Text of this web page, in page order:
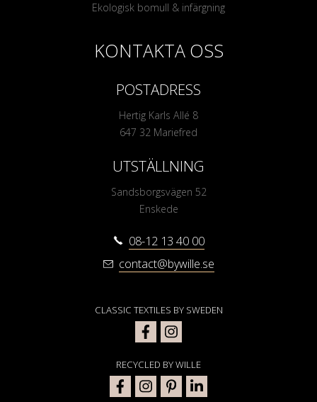
Ekologisk bomull & infärgning
KONTAKTA OSS
POSTADRESS
Hertig Karls Allé 8
647 32 Mariefred
UTSTÄLLNING
Sandsborgsvägen 52
Enskede
08-12 13 40 00
contact@bywille.se
CLASSIC TEXTILES BY SWEDEN
RECYCLED BY WILLE